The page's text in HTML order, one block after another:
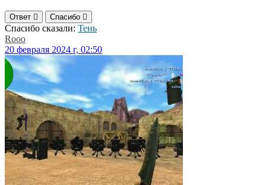
Ответ Спасибо
Спасибо сказали: Тень
Rooo
20 февраля 2024 г, 02:50